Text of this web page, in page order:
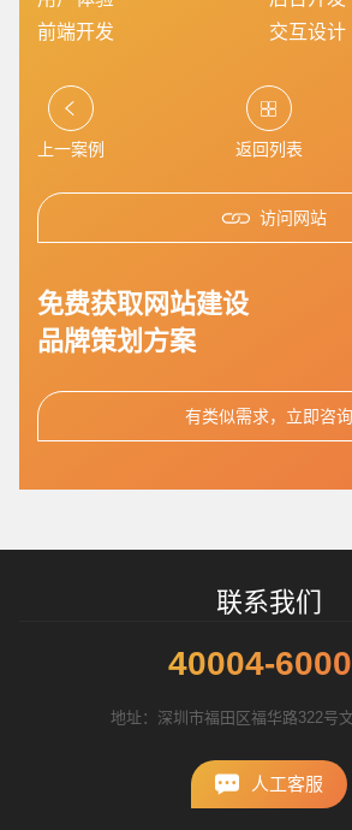
前端开发
交互设计
上一案例 返回列表
访问网站
免费获取网站建设
品牌策划方案
有类似需求，立即咨询
联系我们
40004-
地址：深圳市福田区福华路322号
人工客服
1万-3万
招标项目